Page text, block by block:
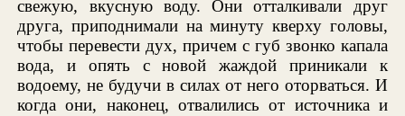
свежую, вкусную воду. Они отталкивали друг
друга, приподнимали на минуту кверху головы,
чтобы перевести дух, причем с губ звонко капала
вода, и опять с новой жаждой приникали к
водоему, не будучи в силах от него оторваться. И
когда они, наконец, отвалились от источника и